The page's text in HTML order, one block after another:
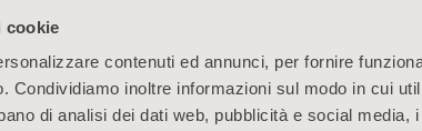
cookie
contenuti ed annunci, per fornire
Condividiamo inoltre informazioni sul modo in cui
di analisi dei dati web, pubblicità e social media,
Chi siamo
Contatti